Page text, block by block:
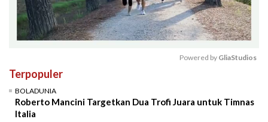
Powered by GliaStudios
Terpopuler
BOLADUNIA
Roberto Mancini Targetkan Dua Trofi Juara untuk Timnas
Italia